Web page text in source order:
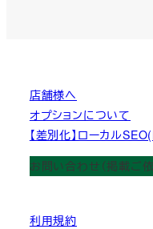
店舗様へ
オプションについて
【差別化】ローカル
お問い合わせ（掲載ご依
利用規約